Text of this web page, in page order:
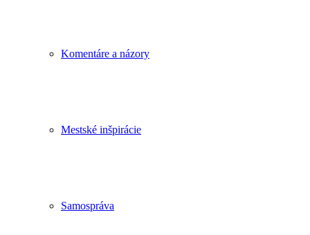
Komentáre a názory
Mestské inšpirácie
Samospráva